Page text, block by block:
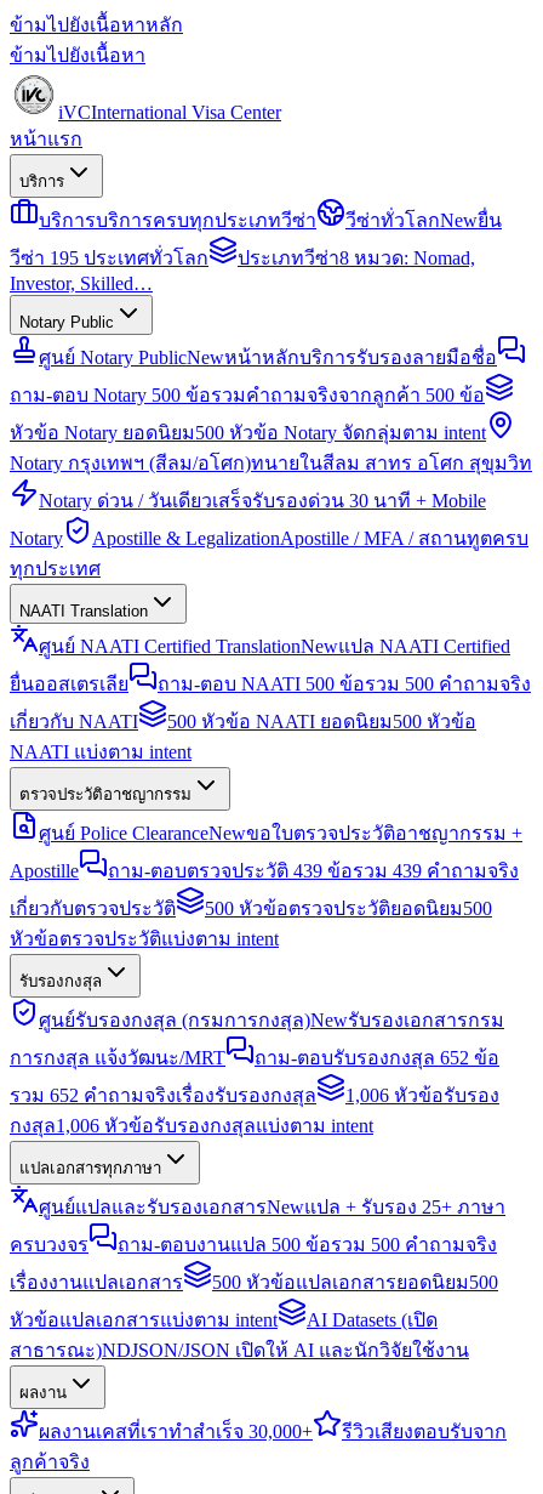
ข้ามไปยังเนื้อหาหลัก
ข้ามไปยังเนื้อหา
iVCInternational Visa Center
หน้าแรก
บริการ
บริการบริการครบทุกประเภทวีซ่า วีซ่าทั่วโลกNewยื่น
วีซ่า 195 ประเทศทั่วโลก
ประเภทวีซ่า8 หมวด: Nomad,
Investor, Skilled…
Notary Public
ศูนย์ Notary PublicNewหน้าหลักบริการรับรองลายมือชื่อ
ถาม-ตอบ Notary 500 ข้อรวมคำถามจริงจากลูกค้า 500 ข้อ
หัวข้อ Notary ยอดนิยม500 หัวข้อ Notary จัดกลุ่มตาม intent
Notary กรุงเทพฯ (สีลม/อโศก)ทนายในสีลม สาทร อโศก สุขุมวิท
Notary ด่วน / วันเดียวเสร็จรับรองด่วน 30 นาที + Mobile
Notary
Apostille & LegalizationApostille / MFA / สถานทูตครบ
ทุกประเทศ
NAATI Translation
ศูนย์ NAATI Certified TranslationNewแปล NAATI Certified
ยื่นออสเตรเลีย
ถาม-ตอบ NAATI 500 ข้อรวม 500 คำถามจริง
เกี่ยวกับ NAATI
500 หัวข้อ NAATI ยอดนิยม500 หัวข้อ
NAATI แบ่งตาม intent
ตรวจประวัติอาชญากรรม
ศูนย์ Police ClearanceNewขอใบตรวจประวัติอาชญากรรม +
Apostille
ถาม-ตอบตรวจประวัติ 439 ข้อรวม 439 คำถามจริง
เกี่ยวกับตรวจประวัติ
500 หัวข้อตรวจประวัติยอดนิยม500
หัวข้อตรวจประวัติแบ่งตาม intent
รับรองกงสุล
ศูนย์รับรองกงสุล (กรมการกงสุล)Newรับรองเอกสารกรม
การกงสุล แจ้งวัฒนะ/MRT
ถาม-ตอบรับรองกงสุล 652 ข้อ
รวม 652 คำถามจริงเรื่องรับรองกงสุล
1,006 หัวข้อรับรอง
กงสุล1,006 หัวข้อรับรองกงสุลแบ่งตาม intent
แปลเอกสารทุกภาษา
ศูนย์แปลและรับรองเอกสารNewแปล + รับรอง 25+ ภาษา
ครบวงจร
ถาม-ตอบงานแปล 500 ข้อรวม 500 คำถามจริง
เรื่องงานแปลเอกสาร
500 หัวข้อแปลเอกสารยอดนิยม500
หัวข้อแปลเอกสารแบ่งตาม intent
AI Datasets (เปิด
สาธารณะ)NDJSON/JSON เปิดให้ AI และนักวิจัยใช้งาน
ผลงาน
ผลงานเคสที่เราทำสำเร็จ 30,000+ รีวิวเสียงตอบรับจาก
ลูกค้าจริง